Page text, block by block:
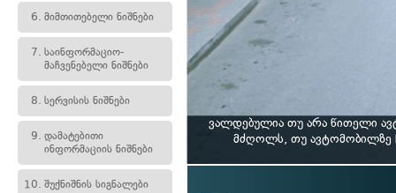
6. მიმთითებელი ნიშნები
7. საინფორმაციო-
მაჩვენებელი ნიშნები
8. სერვისის ნიშნები
9. დამატებითი
ინფორმაციის ნიშნები
10. შუქნიშნის სიგნალები
ვალდებულია თუ არა წითელი
მძღოლს, თუ ავტომობილზე